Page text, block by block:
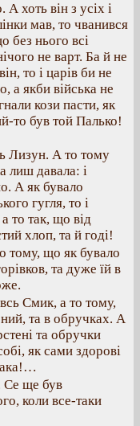
хоть він з усіх і
мав, то чванився
без нього всі
не варт. Ба й не
то і царів би не
а якби війська не
кози пасти, як
то був той Палько!
Лизун. А то тому
лиш давала: і
А як бувало
гугля, то і
то так, що від
хлоп, та й годі!
тому, що як бувало
та дуже їй в
Смик, а то тому,
та в обручках. А
та обручки
як сами здорові
Се ще був
коли все-таки